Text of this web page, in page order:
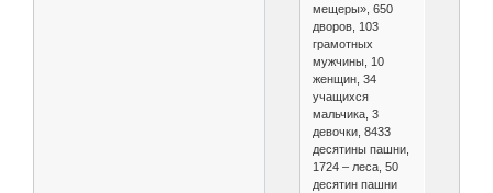
мещеры», 650
дворов, 103
грамотных
мужчины, 10
женщин, 34
учащихся
мальчика, 3
девочки, 8433
десятины пашни,
1724 – леса, 50
десятин пашни